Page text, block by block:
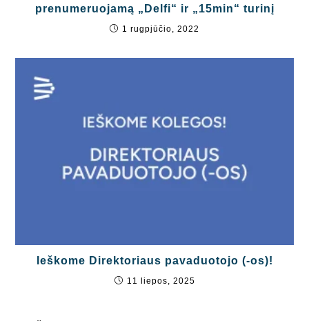
prenumeruojamą „Delfi“ ir „15min“ turinį
1 rugpjūčio, 2022
Ieškome Direktoriaus pavaduotojo (-os)!
11 liepos, 2025